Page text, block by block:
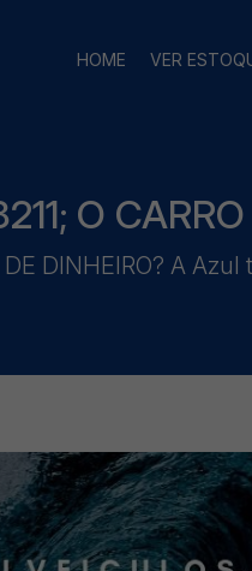
HOME VER
O
DE DINHEIRO? A